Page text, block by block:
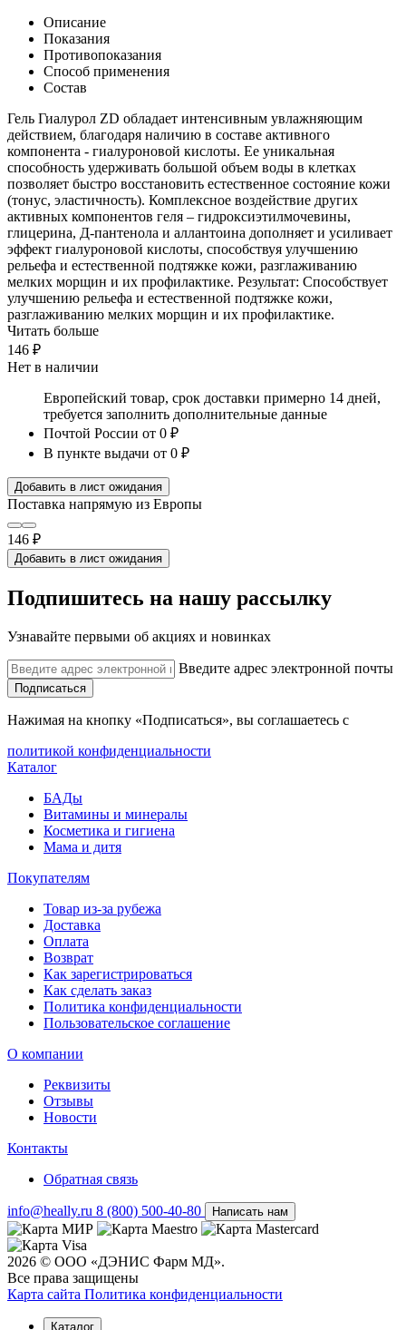
Описание
Показания
Противопоказания
Способ применения
Состав
Гель Гиалурол ZD обладает интенсивным увлажняющим
действием, благодаря наличию в составе активного
компонента - гиалуроновой кислоты. Ее уникальная
способность удерживать большой объем воды в клетках
позволяет быстро восстановить естественное состояние кожи
(тонус, эластичность). Комплексное воздействие других
активных компонентов геля – гидроксиэтилмочевины,
глицерина, Д-пантенола и аллантоина дополняет и усиливает
эффект гиалуроновой кислоты, способствуя улучшению
рельефа и естественной подтяжке кожи, разглаживанию
мелких морщин и их профилактике. Результат: Способствует
улучшению рельефа и естественной подтяжке кожи,
разглаживанию мелких морщин и их профилактике.
Читать больше
146 ₽
Нет в наличии
Европейский товар, срок доставки примерно 14 дней,
требуется заполнить дополнительные данные
Почтой России от 0 ₽
В пункте выдачи от 0 ₽
Добавить в лист ожидания
Поставка напрямую из Европы
146 ₽
Добавить в лист ожидания
Подпишитесь на нашу рассылку
Узнавайте первыми об акциях и новинках
Введите адрес электронной почты
Подписаться
Нажимая на кнопку «Подписаться», вы соглашаетесь с
политикой конфиденциальности
Каталог
БАДы
Витамины и минералы
Косметика и гигиена
Мама и дитя
Покупателям
Товар из-за рубежа
Доставка
Оплата
Возврат
Как зарегистрироваться
Как сделать заказ
Политика конфиденциальности
Пользовательское соглашение
О компании
Реквизиты
Отзывы
Новости
Контакты
Обратная связь
info@heally.ru 8 (800) 500-40-80 Написать нам
2026 © ООО «ДЭНИС Фарм МД».
Все права защищены
Карта сайта Политика конфиден­циальности
Каталог